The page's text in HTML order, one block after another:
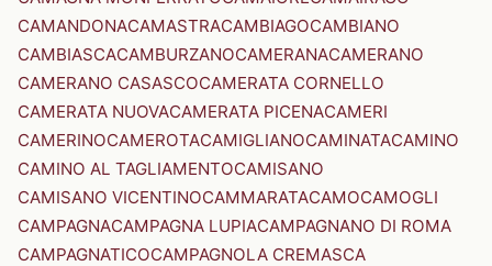
CAMANDONACAMASTRACAMBIAGOCAMBIANO
CAMBIASCACAMBURZANOCAMERANACAMERANO
CAMERANO CASASCOCAMERATA CORNELLO
CAMERATA NUOVACAMERATA PICENACAMERI
CAMERINOCAMEROTACAMIGLIANOCAMINATACAMINO
CAMINO AL TAGLIAMENTOCAMISANO
CAMISANO VICENTINOCAMMARATACAMOCAMOGLI
CAMPAGNACAMPAGNA LUPIACAMPAGNANO DI ROMA
CAMPAGNATICOCAMPAGNOLA CREMASCA